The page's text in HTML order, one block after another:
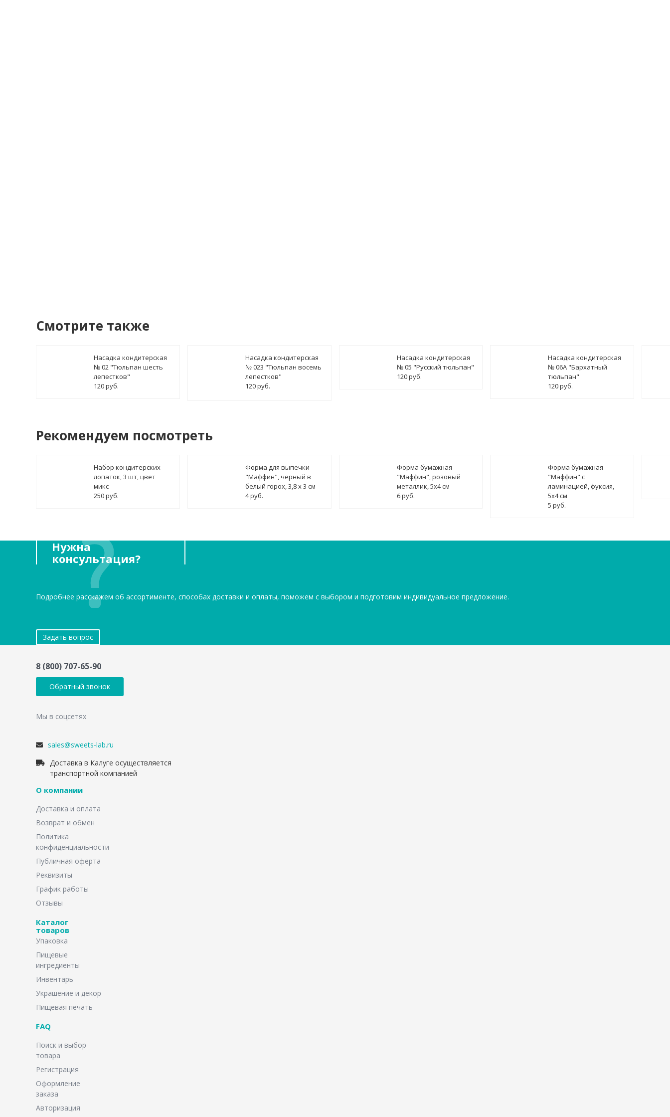
Смотрите также
Насадка кондитерская
№ 02 "Тюльпан шесть
лепестков"
120 руб.
Насадка кондитерская
№ 023 "Тюльпан восемь
лепестков"
120 руб.
Насадка кондитерская
№ 05 "Русский тюльпан"
120 руб.
Насадка кондитерская
№ 06А "Бархатный
тюльпан"
120 руб.
Рекомендуем посмотреть
Набор кондитерских
лопаток, 3 шт, цвет
микс
250 руб.
Форма для выпечки
"Маффин", черный в
белый горох, 3,8 х 3 см
4 руб.
Форма бумажная
"Маффин", розовый
металлик, 5х4 см
6 руб.
Форма бумажная
"Маффин" с
ламинацией, фуксия,
5х4 см
5 руб.
Нужна
консультация?
Подробнее расскажем об ассортименте, способах доставки и оплаты, поможем с выбором и подготовим индивидуальное предложение.
Задать вопрос
8 (800) 707-65-90
Обратный звонок
Мы в соцсетях
sales@sweets-lab.ru
Доставка в Калуге осуществляется
транспортной компанией
О компании
Доставка и оплата
Возврат и обмен
Политика
конфиденциальности
Публичная оферта
Реквизиты
График работы
Отзывы
Каталог
товаров
Упаковка
Пищевые
ингредиенты
Инвентарь
Украшение и декор
Пищевая печать
FAQ
Поиск и выбор
товара
Регистрация
Оформление
заказа
Авторизация